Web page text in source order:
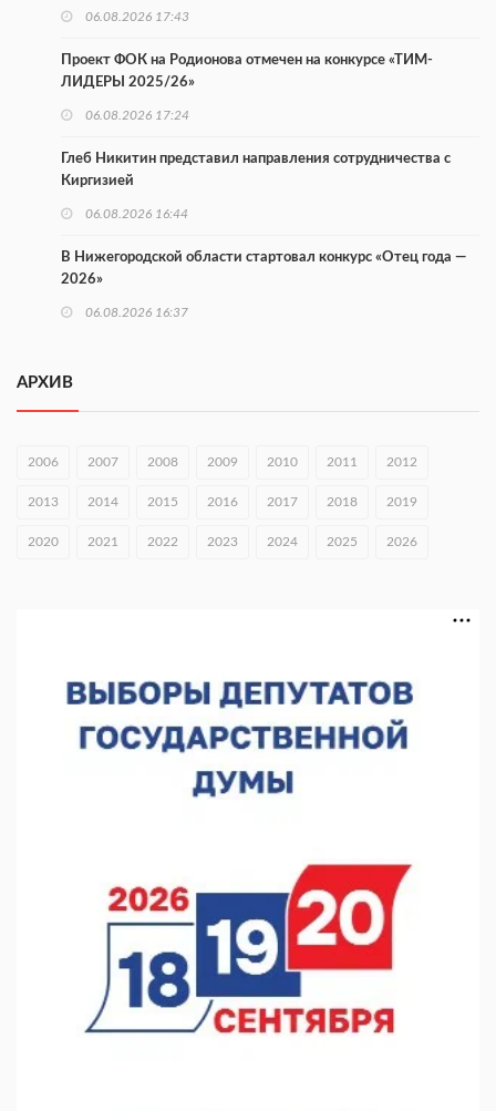
06.08.2026 17:43
Проект ФОК на Родионова отмечен на конкурсе «ТИМ-
ЛИДЕРЫ 2025/26»
06.08.2026 17:24
Глеб Никитин представил направления сотрудничества с
Киргизией
06.08.2026 16:44
В Нижегородской области стартовал конкурс «Отец года —
2026»
06.08.2026 16:37
раза
06.08.2026 15:26
Видели ночь, бежали всю ночь... На Нижневолжской
набережной прошел необычный забег
Нижегородские хирурги выполнили трансоральную
операцию на щитовидной железе
06.08.2026 15:03
Более 30 нижегородцев прошли обучение для соцконтракта
06.08.2026 14:46
АРХИВ
2006 2007 2008 2009 2010 2011 2012
2013 2014 2015 2016 2017 2018 2019
2020 2021 2022 2023 2024 2025 2026